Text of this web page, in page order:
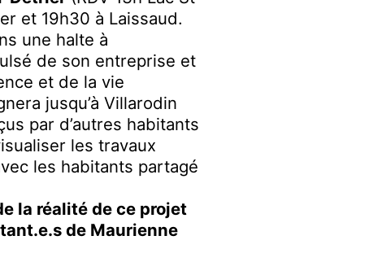
et 19h30 à Laissaud.
une halte à
de son entreprise et
et de la vie
jusqu’à Villarodin
par d’autres habitants
les travaux
les habitants partagé
la réalité de ce projet
de Maurienne